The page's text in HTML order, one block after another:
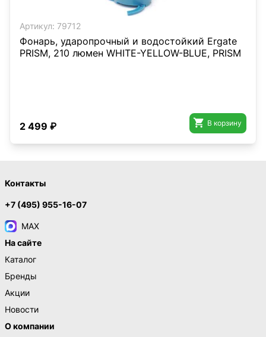
Артикул: 79712
Фонарь, ударопрочный и водостойкий Ergate
PRISM, 210 люмен WHITE-YELLOW-BLUE, PRISM
2 499 ₽  В корзину
Контакты
+7 (495) 955-16-07
MAX
На сайте
Каталог
Бренды
Акции
Новости
О компании